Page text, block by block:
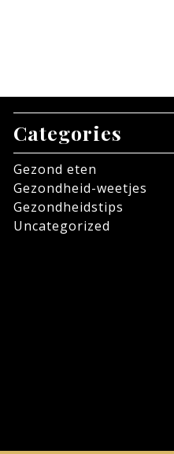
Categories
Gezond eten
Gezondheid-weetjes
Gezondheidstips
Uncategorized